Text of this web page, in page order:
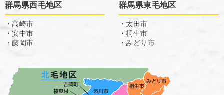
群馬県西毛地区
・高崎市
・安中市
・藤岡市
群馬県東毛地区
・太田市
・桐生市
・みどり市